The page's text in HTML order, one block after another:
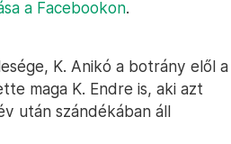
a Facebookon.
K. Anikó a botrány elől a
maga K. Endre is, aki azt
után szándékában áll